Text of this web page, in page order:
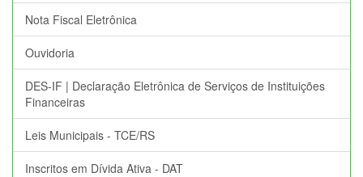
Nota Fiscal Eletrônica
Ouvidoria
DES-IF | Declaração Eletrônica de Serviços de Instituições
Financeiras
Leis Municipais - TCE/RS
Inscritos em Dívida Ativa - DAT